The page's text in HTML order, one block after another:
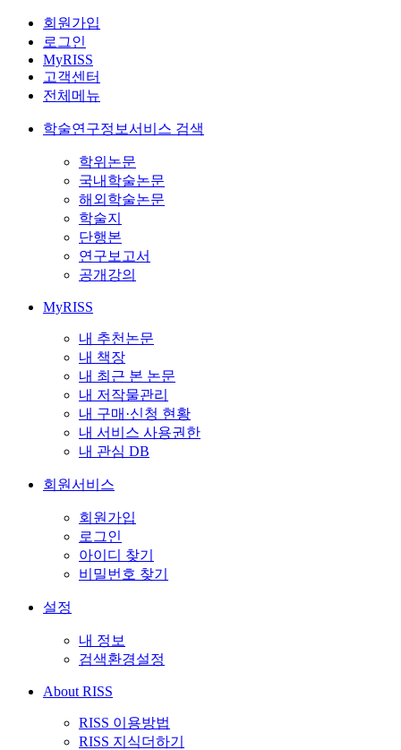
회원가입
로그인
MyRISS
고객센터
전체메뉴
학술연구정보서비스 검색
학위논문
국내학술논문
해외학술논문
학술지
단행본
연구보고서
공개강의
MyRISS
내 추천논문
내 책장
내 최근 본 논문
내 저작물관리
내 구매·신청 현황
내 서비스 사용권한
내 관심 DB
회원서비스
회원가입
로그인
아이디 찾기
비밀번호 찾기
설정
내 정보
검색환경설정
About RISS
RISS 이용방법
RISS 지식더하기